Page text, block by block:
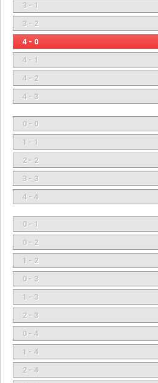
3 - 1
3 - 2
4 - 0
4 - 1
4 - 2
4 - 3
0 - 0
1 - 1
2 - 2
3 - 3
4 - 4
0 - 1
0 - 2
1 - 2
0 - 3
1 - 3
2 - 3
0 - 4
1 - 4
2 - 4